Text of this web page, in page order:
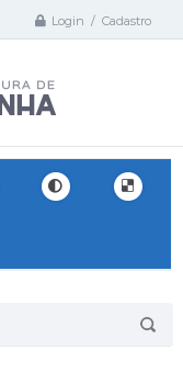
Login / Cadastro